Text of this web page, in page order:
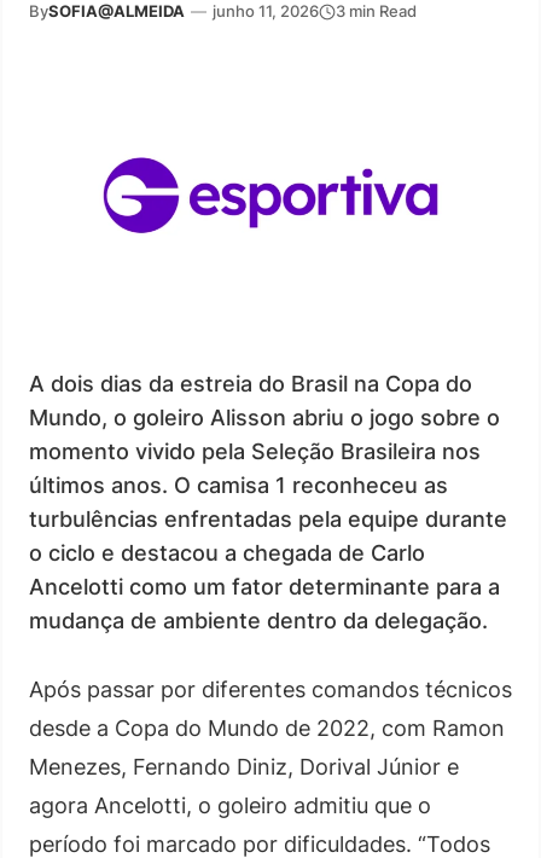
BySOFIA@ALMEIDA — junho 11, 2026 3 min Read
A dois dias da estreia do Brasil na Copa do
Mundo, o goleiro Alisson abriu o jogo sobre o
momento vivido pela Seleção Brasileira nos
últimos anos. O camisa 1 reconheceu as
turbulências enfrentadas pela equipe durante
o ciclo e destacou a chegada de Carlo
Ancelotti como um fator determinante para a
mudança de ambiente dentro da delegação.
Após passar por diferentes comandos técnicos
desde a Copa do Mundo de 2022, com Ramon
Menezes, Fernando Diniz, Dorival Júnior e
agora Ancelotti, o goleiro admitiu que o
período foi marcado por dificuldades. “Todos